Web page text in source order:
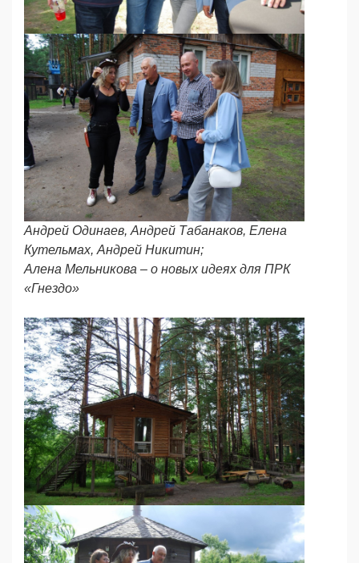
Андрей Одинаев, Андрей Табанаков, Елена
Кутельмах, Андрей Никитин;
Алена Мельникова – о новых идеях для ПРК
«Гнездо»